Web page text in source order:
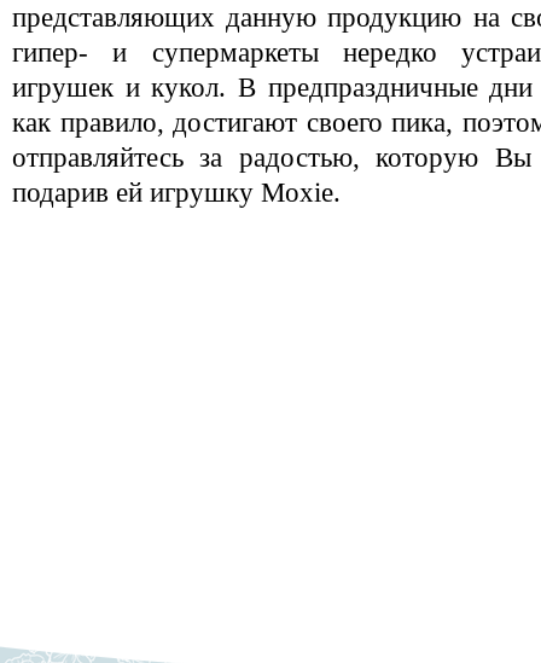
представляющих данную продукцию на
гипер- и супермаркеты нередко
игрушек и кукол. В предпраздничные дни
как правило, достигают своего пика,
отправляйтесь за радостью, которую Вы
подарив ей игрушку Moxie.